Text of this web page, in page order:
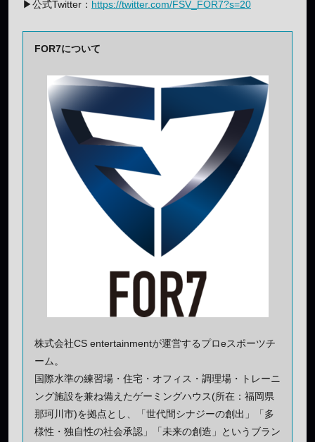
▶︎公式Twitter： https://twitter.com/FSV_FOR7?s=20
FOR7について
株式会社CS entertainmentが運営するプロeスポーツチ
ーム。
国際水準の練習場・住宅・オフィス・調理場・トレーニ
ング施設を兼ね備えたゲーミングハウス(所在：福岡県
那珂川市)を拠点とし、「世代間シナジーの創出」「多
様性・独自性の社会承認」「未来の創造」というブラン